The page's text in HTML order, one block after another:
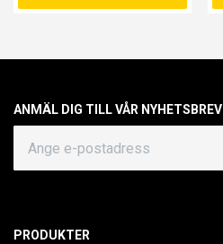
ANMÄL DIG TILL VÅR NYHETSBREV
PRODUKTER